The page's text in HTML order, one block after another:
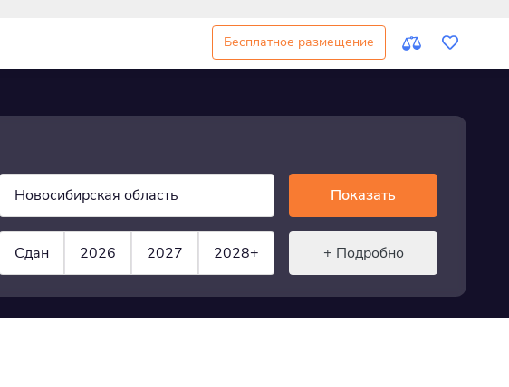
Бесплатное размещение
Новосибирская область
Сдан 2026 2027 2028+
Показать
+ Подробно